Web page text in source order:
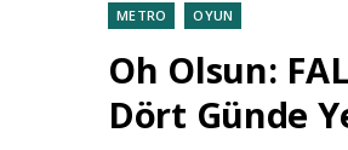
METRO OYUN
Oh Olsun:
Dört Günde